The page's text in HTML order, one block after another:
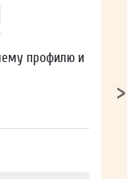
профилю и